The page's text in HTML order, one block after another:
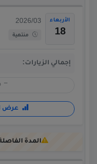
الأربعاء
18
2026/03
منتهية
إجمالي الزيارات:
عرض
المدة